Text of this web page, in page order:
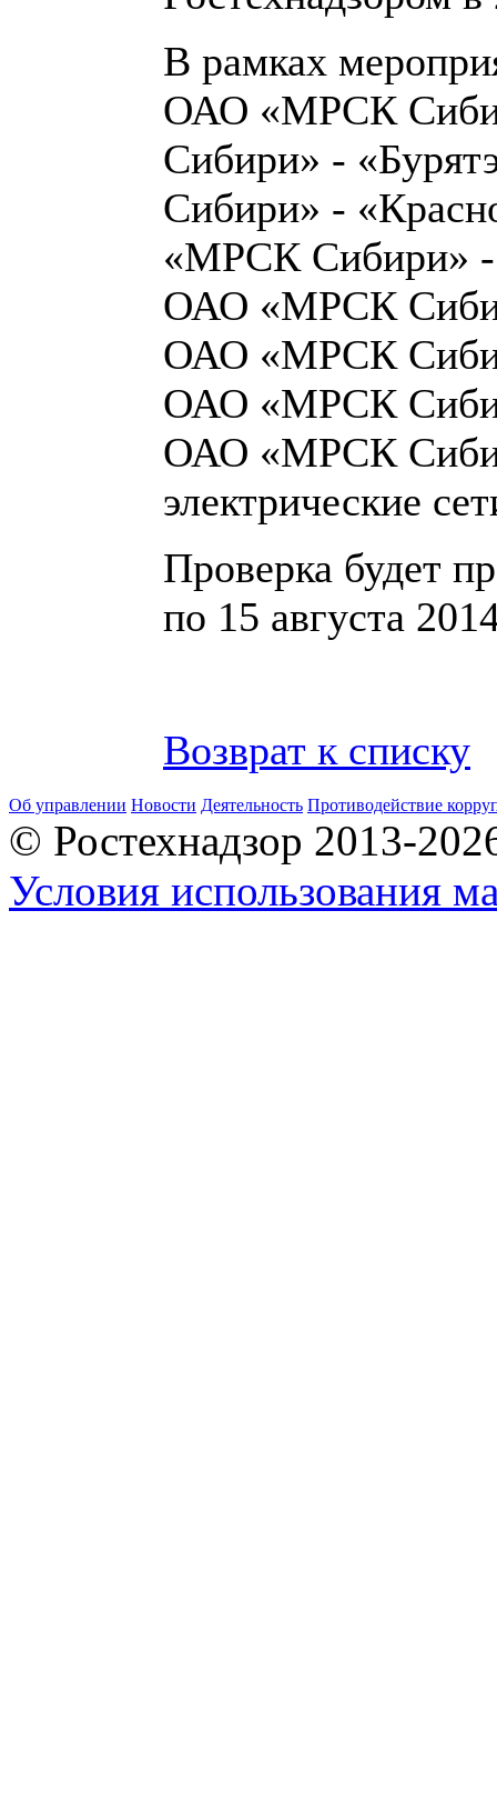
В рамках
ОАО «МРСК
Сибири» -
Сибири» -
«МРСК Сибири» -
ОАО «МРСК
ОАО «МРСК
ОАО «МРСК
ОАО «МРСК
электрические
Проверка будет
по 15 августа
Возврат к списку
Об управлении Новости Деятельность Противодействие
© Ростехнадзор 2013-
Условия использования